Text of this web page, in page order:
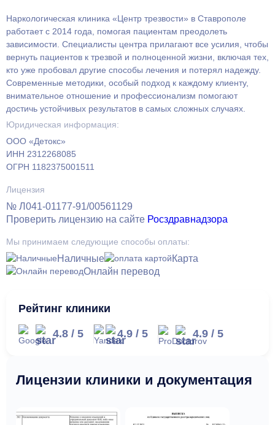
Наркологическая клиника «Центр трезвости» в Ставрополе
работает с 2014 года, помогая пациентам преодолеть
зависимости. Специалисты центра прилагают все усилия, чтобы
вернуть пациентов к трезвой и полноценной жизни, включая тех,
кто уже пробовал другие способы лечения и потерял надежду.
Современные методики, особый подход к каждому клиенту,
внимательное отношение и профессионализм помогают
достичь устойчивых результатов в самых сложных случаях.
Юридическая информация:
ООО «Детокс»
ИНН 2312268085
ОГРН 1182375001511
Лицензия
№ Л041-01177-91/00561129
Проверить лицензию на сайте Росздравнадзора
Мы принимаем следующие способы оплаты:
Наличные
Карта
Онлайн перевод
Рейтинг клиники
4.8 / 5 4.9 / 5 4.9 / 5
Лицензии клиники и документация